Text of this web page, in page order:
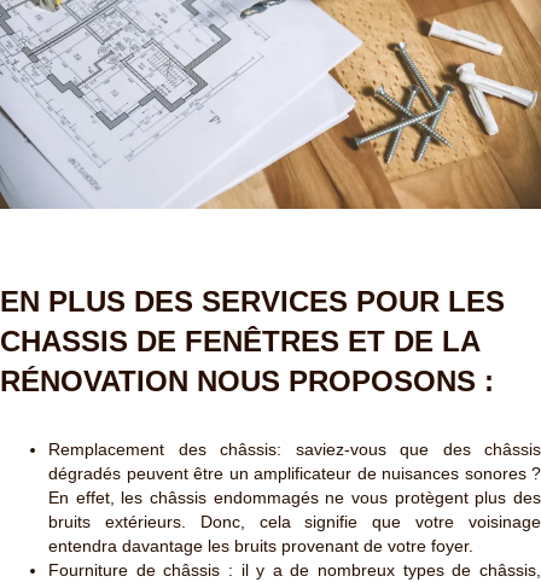
EN PLUS DES SERVICES POUR LES
CHASSIS DE FENÊTRES ET DE LA
RÉNOVATION NOUS PROPOSONS :
Remplacement des châssis: saviez-vous que des châssis
dégradés peuvent être un amplificateur de nuisances sonores ?
En effet, les châssis endommagés ne vous protègent plus des
bruits extérieurs. Donc, cela signifie que votre voisinage
entendra davantage les bruits provenant de votre foyer.
Fourniture de châssis : il y a de nombreux types de châssis,